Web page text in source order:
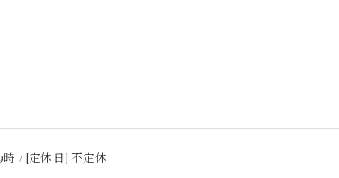
時 / [定休日] 不定休